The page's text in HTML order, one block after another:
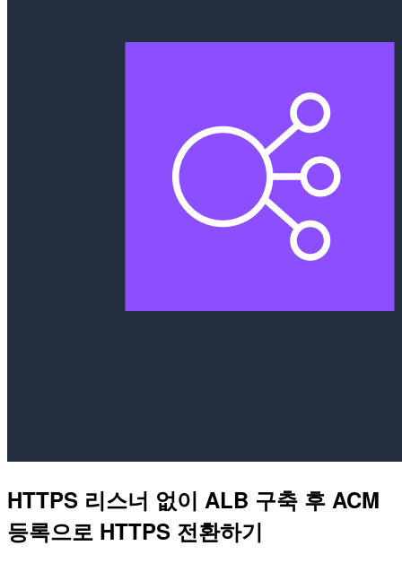
HTTPS 리스너 없이 ALB 구축 후 ACM
등록으로 HTTPS 전환하기